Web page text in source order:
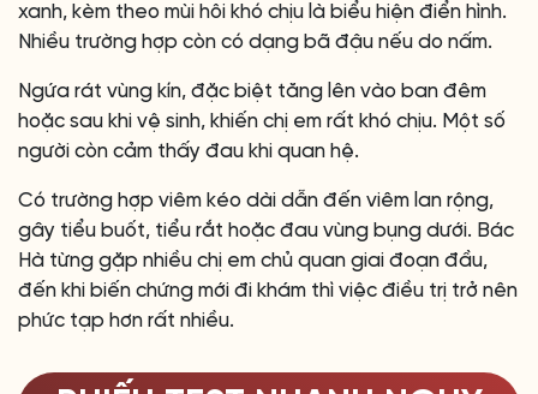
xanh, kèm theo mùi hôi khó chịu là biểu hiện điển hình.
Nhiều trường hợp còn có dạng bã đậu nếu do nấm.
Ngứa rát vùng kín, đặc biệt tăng lên vào ban đêm
hoặc sau khi vệ sinh, khiến chị em rất khó chịu. Một số
người còn cảm thấy đau khi quan hệ.
Có trường hợp viêm kéo dài dẫn đến viêm lan rộng,
gây tiểu buốt, tiểu rắt hoặc đau vùng bụng dưới. Bác
Hà từng gặp nhiều chị em chủ quan giai đoạn đầu,
đến khi biến chứng mới đi khám thì việc điều trị trở nên
phức tạp hơn rất nhiều.